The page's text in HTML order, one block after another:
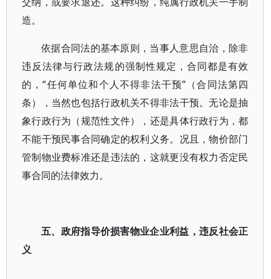
造。
依据合同法的基本原则，当事人意思自治，除非
违反法律与行政法规的强制性规定，合同都是有效
的，“任何单位和个人不得非法干预”（合同法第四
条），当然也包括行政机关不得非法干预。无论是抽
象行政行为（规范性文件），还是具体行政行为，都
不能干预民事合同确定的权利义务。况且，物价部门
管制物业费标准还是违法的，这就更没有权力否定民
事合同的法律效力。
五、政府指导价损害物业企业利益，违反社会正
义